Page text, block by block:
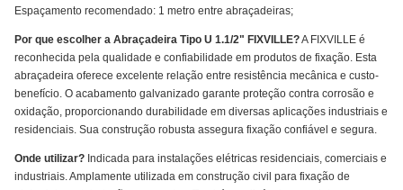
Espaçamento recomendado: 1 metro entre abraçadeiras;
Por que escolher a Abraçadeira Tipo U 1.1/2" FIXVILLE?A FIXVILLE é
reconhecida pela qualidade e confiabilidade em produtos de fixação. Esta
abraçadeira oferece excelente relação entre resistência mecânica e custo-
benefício. O acabamento galvanizado garante proteção contra corrosão e
oxidação, proporcionando durabilidade em diversas aplicações industriais e
residenciais. Sua construção robusta assegura fixação confiável e segura.
Onde utilizar? Indicada para instalações elétricas residenciais, comerciais e
industriais. Amplamente utilizada em construção civil para fixação de